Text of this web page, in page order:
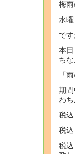
梅雨
水曜
で
本日
ちな
「
期
わち
税
税
税